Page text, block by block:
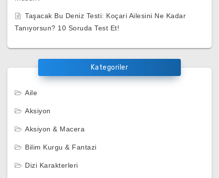
Taşacak Bu Deniz Testi: Koçari Ailesini Ne Kadar
Tanıyorsun? 10 Soruda Test Et!
Kategoriler
Aile
Aksiyon
Aksiyon & Macera
Bilim Kurgu & Fantazi
Dizi Karakterleri